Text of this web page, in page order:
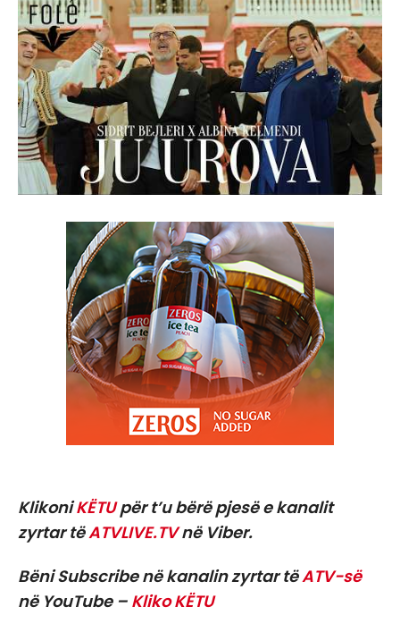
KlikoniKËTUpër t’u bërë pjesë e kanalit
zyrtar tëATVLIVE.TVnë Viber.
Bëni Subscribe në kanalin zyrtar tëATV-së
në YouTube – Kliko KËTU